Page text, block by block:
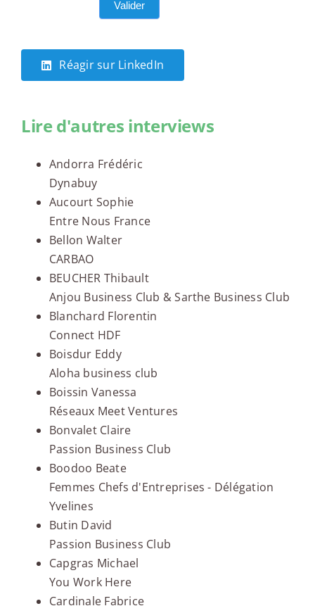
et mandataire en financement immo
Valider
Réagir sur LinkedIn
Lire d'autres interviews
Andorra Frédéric
Dynabuy
Aucourt Sophie
Entre Nous France
Bellon Walter
CARBAO
BEUCHER Thibault
Anjou Business Club & Sarthe Business Club
Blanchard Florentin
Connect HDF
Boisdur Eddy
Aloha business club
Boissin Vanessa
Réseaux Meet Ventures
Bonvalet Claire
Passion Business Club
Boodoo Beate
Femmes Chefs d'Entreprises - Délégation
Yvelines
Butin David
Passion Business Club
Capgras Michael
You Work Here
Cardinale Fabrice